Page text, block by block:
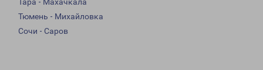
Тара - Махачкала
Тюмень - Михайловка
Сочи - Саров